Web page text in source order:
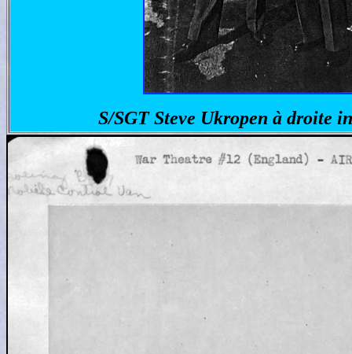
S/SGT Steve Ukropen à droite